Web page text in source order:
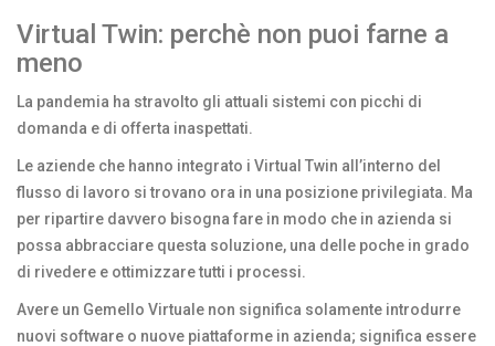
Virtual Twin: perchè non puoi farne a
meno
La pandemia ha stravolto gli attuali sistemi con picchi di
domanda e di offerta inaspettati.
Le aziende che hanno integrato i Virtual Twin all’interno del
flusso di lavoro si trovano ora in una posizione privilegiata. Ma
per ripartire davvero bisogna fare in modo che in azienda si
possa abbracciare questa soluzione, una delle poche in grado
di rivedere e ottimizzare tutti i processi.
Avere un Gemello Virtuale non significa solamente introdurre
nuovi software o nuove piattaforme in azienda; significa essere